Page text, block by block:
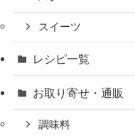
スイーツ
レシピ一覧
お取り寄せ・通販
調味料